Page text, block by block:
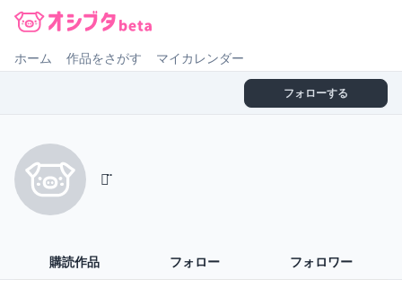
ホーム 作品をさがす マイカレンダー
フォローする
ㅁ̈
購読作品 フォロー フォロワー